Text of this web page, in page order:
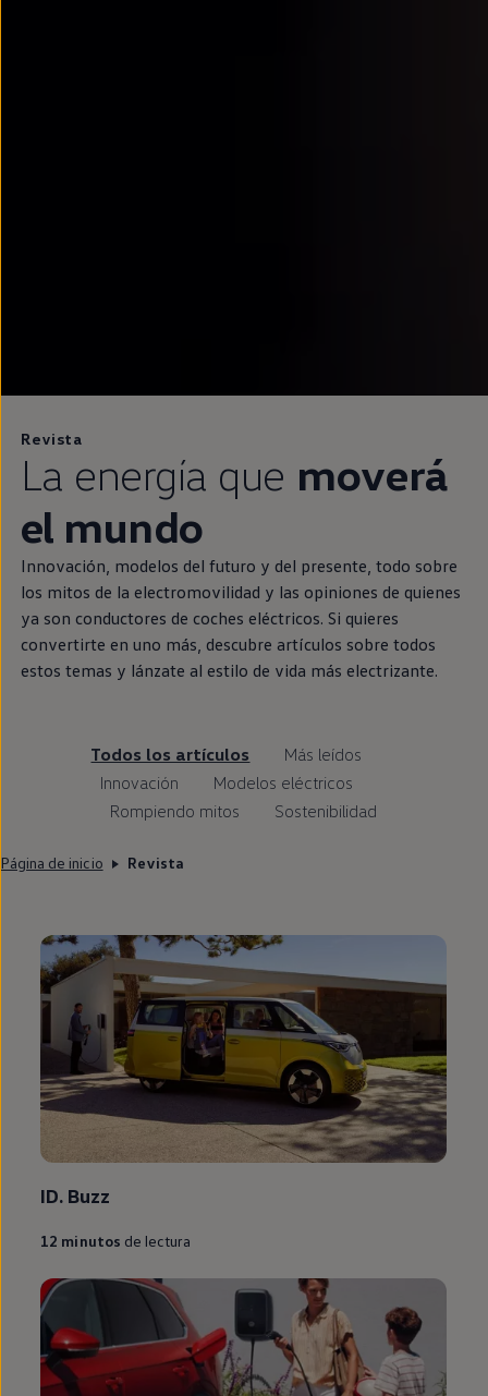
Revista
La energía que moverá
el mundo
Innovación, modelos del futuro y del presente, todo sobre
los mitos de la electromovilidad y las opiniones de quienes
ya son conductores de coches eléctricos. Si quieres
convertirte en uno más, descubre artículos sobre todos
estos temas y lánzate al estilo de vida más electrizante.
Todos los artículos
Más leídos
Innovación
Modelos eléctricos
Rompiendo mitos
Sostenibilidad
Página de inicio Revista
ID. Buzz
12 minutos de lectura